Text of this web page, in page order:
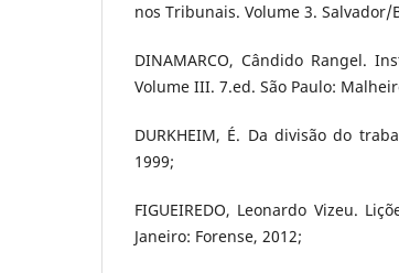
nos Tribunais. Volume 3. Salvador/
DINAMARCO, Cândido Rangel.
Volume III. 7.ed. São Paulo:
DURKHEIM, É. Da divisão do
1999;
FIGUEIREDO, Leonardo Vizeu.
Janeiro: Forense, 2012;